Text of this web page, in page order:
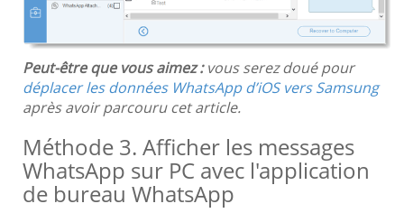
Peut-être que vous aimez :vous serez doué pour
déplacer les données WhatsApp d’iOS vers Samsung
après avoir parcouru cet article.
Méthode 3. Afficher les messages
WhatsApp sur PC avec l'application
de bureau WhatsApp